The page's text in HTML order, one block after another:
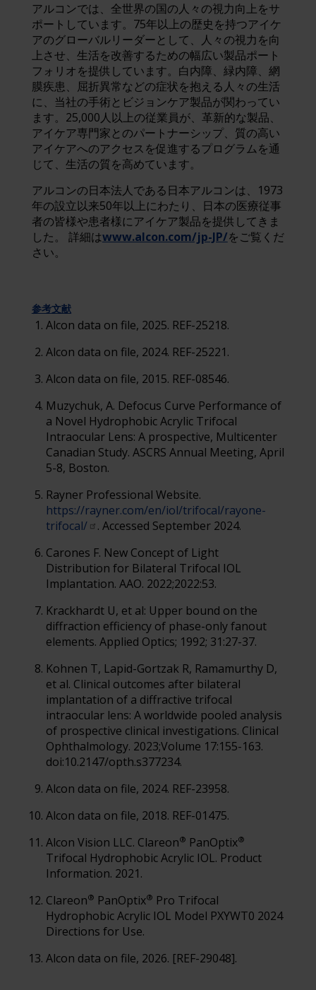
アルコンでは、全世界の国の人々の視力向上をサ
ポートしています。75年以上の歴史を持つアイケ
アのグローバルリーダーとして、人々の視力を向
上させ、生活を改善するための幅広い製品ポート
フォリオを提供しています。白内障、緑内障、網
膜疾患、屈折異常などの症状を抱える人々の生活
に、当社の手術とビジョンケア製品が関わってい
ます。25,000人以上の従業員が、革新的な製品、
アイケア専門家とのパートナーシップ、質の高い
アイケアへのアクセスを促進するプログラムを通
じて、生活の質を高めています。
アルコンの日本法人である日本アルコンは、1973
年の設立以来50年以上にわたり、日本の医療従事
者の皆様や患者様にアイケア製品を提供してきま
した。 詳細はwww.alcon.com/jp-JP/をご覧くだ
さい。
参考文献
Alcon data on file, 2025. REF-25218.
Alcon data on file, 2024. REF-25221.
Alcon data on file, 2015. REF-08546.
Muzychuk, A. Defocus Curve Performance of
a Novel Hydrophobic Acrylic Trifocal
Intraocular Lens: A prospective, Multicenter
Canadian Study. ASCRS Annual Meeting, April
5-8, Boston.
Rayner Professional Website.
https://rayner.com/en/iol/trifocal/rayone-
trifocal/
. Accessed September 2024.
Carones F. New Concept of Light
Distribution for Bilateral Trifocal IOL
Implantation. AAO. 2022;2022:53.
Krackhardt U, et al: Upper bound on the
diffraction efficiency of phase-only fanout
elements. Applied Optics; 1992; 31:27-37.
Kohnen T, Lapid-Gortzak R, Ramamurthy D,
et al. Clinical outcomes after bilateral
implantation of a diffractive trifocal
intraocular lens: A worldwide pooled analysis
of prospective clinical investigations. Clinical
Ophthalmology. 2023;Volume 17:155-163.
doi:10.2147/opth.s377234.
Alcon data on file, 2024. REF-23958.
Alcon data on file, 2018. REF-01475.
Alcon Vision LLC. Clareon® PanOptix®
Trifocal Hydrophobic Acrylic IOL. Product
Information. 2021.
Clareon® PanOptix® Pro Trifocal
Hydrophobic Acrylic IOL Model PXYWT0 2024
Directions for Use.
Alcon data on file, 2026. [REF-29048].